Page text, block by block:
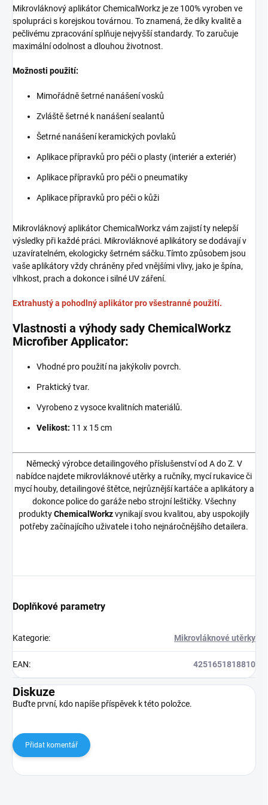
Mikrovláknový aplikátor ChemicalWorkz je ze 100% vyroben ve
spolupráci s korejskou továrnou. To znamená, že díky kvalitě a
pečlivému zpracování splňuje nejvyšší standardy. To zaručuje
maximální odolnost a dlouhou životnost.
Možnosti použití:
Mimořádně šetrné nanášení vosků
Zvláště šetrné k nanášení sealantů
Šetrné nanášení keramických povlaků
Aplikace přípravků pro péči o plasty (interiér a exteriér)
Aplikace přípravků pro péči o pneumatiky
Aplikace přípravků pro péči o kůži
Mikrovláknový aplikátor ChemicalWorkz vám zajistí ty nelepší
výsledky při každé práci. Mikrovláknové aplikátory se dodávají v
uzavíratelném, ekologicky šetrném sáčku.Tímto způsobem jsou
vaše aplikátory vždy chráněny před vnějšími vlivy, jako je špína,
vlhkost, prach a dokonce i silné UV záření.
Extrahustý a pohodlný aplikátor pro všestranné použití.
Vlastnosti a výhody sady ChemicalWorkz
Microfiber Applicator:
Vhodné pro použití na jakýkoliv povrch.
Praktický tvar.
Vyrobeno z vysoce kvalitních materiálů.
Velikost: 11 x 15 cm
Německý výrobce detailingového příslušenství od A do Z. V
nabídce najdete mikrovláknové utěrky a ručníky, mycí rukavice či
mycí houby, detailingové štětce, nejrůznější kartáče a aplikátory a
dokonce police do garáže nebo strojní leštičky. Všechny
produktyChemicalWorkzvynikají svou kvalitou, aby uspokojily
potřeby začínajícího uživatele i toho nejnáročnějšího detailera.
Doplňkové parametry
Kategorie: Mikrovláknové utěrky
EAN: 4251651818810
Diskuze
Buďte první, kdo napíše příspěvek k této položce.
Přidat komentář